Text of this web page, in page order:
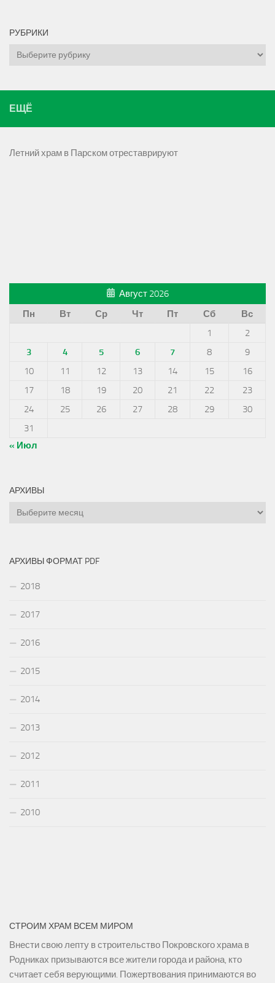
РУБРИКИ
Рубрики
ЕЩЁ
Летний храм в Парском отреставрируют
Август 2026
Пн
Вт Ср Чт Пт Сб
Вс
1
2
3
4 5 6 7 8
9
10
11 12 13 14 15
16
17
18 19 20 21 22
23
24
25 26 27 28 29
30
31
« Июл
АРХИВЫ
Архивы
АРХИВЫ ФОРМАТ PDF
2018
2017
2016
2015
2014
2013
2012
2011
2010
СТРОИМ ХРАМ ВСЕМ МИРОМ
Внести свою лепту в строительство Покровского храма в
Родниках призываются все жители города и района, кто
считает себя верующими. Пожертвования принимаются во